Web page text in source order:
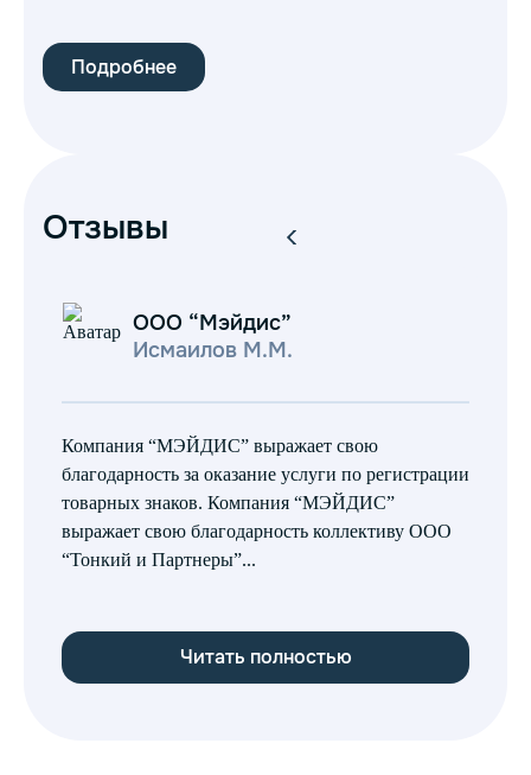
Подробнее
Отзывы
ООО “Мэйдис”
Исмаилов М.М.
Компания “МЭЙДИС” выражает свою
благодарность за оказание услуги по регистрации
товарных знаков. Компания “МЭЙДИС”
выражает свою благодарность коллективу ООО
“Тонкий и Партнеры”...
Читать полностью